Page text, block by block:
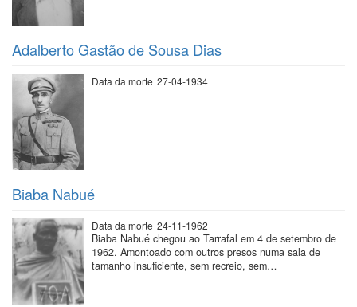
Adalberto Gastão de Sousa Dias
Data da morte 27-04-1934
Biaba Nabué
Data da morte 24-11-1962
Biaba Nabué chegou ao Tarrafal em 4 de setembro de
1962. Amontoado com outros presos numa sala de
tamanho insuficiente, sem recreio, sem…